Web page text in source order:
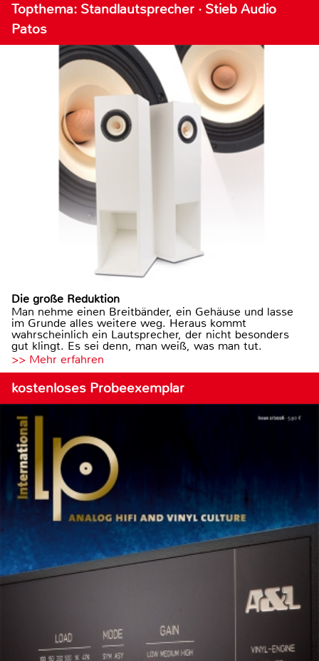
Topthema: Standlautsprecher · Stieb Audio
Patos
Die große Reduktion
Man nehme einen Breitbänder, ein Gehäuse und lasse
im Grunde alles weitere weg. Heraus kommt
wahrscheinlich ein Lautsprecher, der nicht besonders
gut klingt. Es sei denn, man weiß, was man tut.
>> Mehr erfahren
kostenloses Probeexemplar